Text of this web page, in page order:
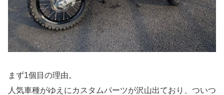
まず1個目の理由。
人気車種がゆえにカスタムパーツが沢山出ており、ついつ